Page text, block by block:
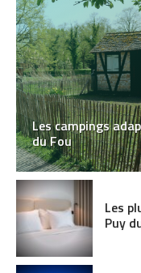
Les campings
du Fou
Les
Puy